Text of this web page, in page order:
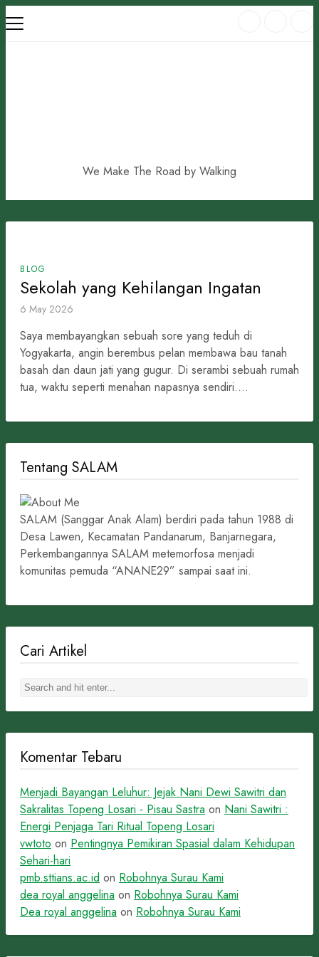
Skip
to
We Make The Road by Walking
BLOG
Sekolah yang Kehilangan Ingatan
6 May 2026
Saya membayangkan sebuah sore yang teduh di
Yogyakarta, angin berembus pelan membawa bau tanah
basah dan daun jati yang gugur. Di serambi sebuah rumah
tua, waktu seperti menahan napasnya sendiri....
Tentang SALAM
SALAM (Sanggar Anak Alam) berdiri pada tahun 1988 di
Desa Lawen, Kecamatan Pandanarum, Banjarnegara,
Perkembangannya SALAM metemorfosa menjadi
komunitas pemuda “ANANE29” sampai saat ini.
Cari Artikel
Komentar Tebaru
Menjadi Bayangan Leluhur: Jejak Nani Dewi Sawitri dan
Sakralitas Topeng Losari - Pisau Sastra on Nani Sawitri :
Energi Penjaga Tari Ritual Topeng Losari
vwtoto on Pentingnya Pemikiran Spasial dalam Kehidupan
Sehari-hari
pmb.sttians.ac.id on Robohnya Surau Kami
dea royal anggelina on Robohnya Surau Kami
Dea royal anggelina on Robohnya Surau Kami